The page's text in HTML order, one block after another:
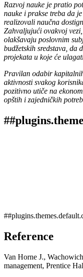
Razvoj nauke je pratio
nauke i prakse treba da
realizovali naučna
Zahvaljujući ovakvoj
olakšavaju poslovnim
budžetskih sredstava, da
projekata u koje će
Pravilan odabir
aktivnosti svakog
pozitivno utiče na
opštih i zajedničkih
Reference
Van Horne J.,
management, Prentice